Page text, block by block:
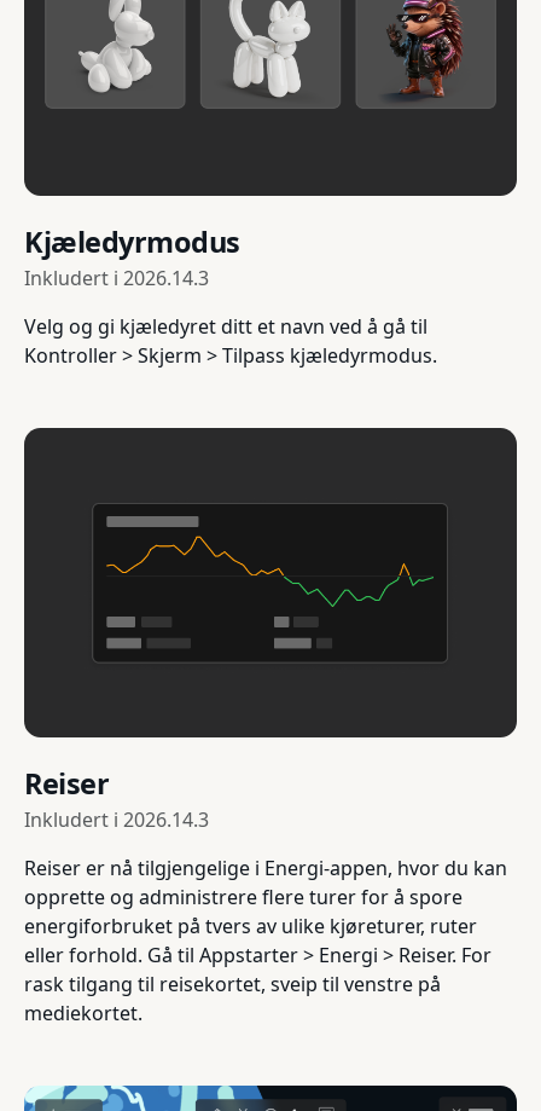
Kjæledyrmodus
Inkludert i 2026.14.3
Velg og gi kjæledyret ditt et navn ved å gå til
Kontroller > Skjerm > Tilpass kjæledyrmodus.
Reiser
Inkludert i 2026.14.3
Reiser er nå tilgjengelige i Energi-appen, hvor du kan
opprette og administrere flere turer for å spore
energiforbruket på tvers av ulike kjøreturer, ruter
eller forhold. Gå til Appstarter > Energi > Reiser. For
rask tilgang til reisekortet, sveip til venstre på
mediekortet.